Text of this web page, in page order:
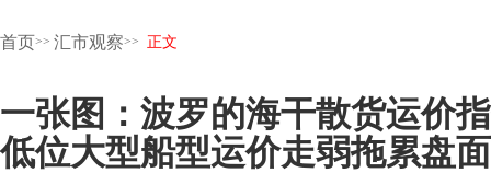
首页>> 汇市观察>> 正文
一张图：波罗的海干散货运价
低位大型船型运价走弱拖累盘面